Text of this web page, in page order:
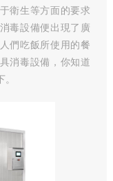
衛生等方面的要求
毒設備便出現了廣
們吃飯所使用的餐
消毒設備，你知道